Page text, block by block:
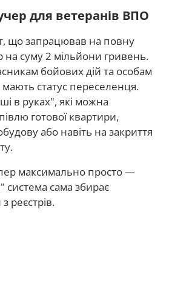
для ветеранів ВПО
що запрацював на повну
суму 2 мільйони гривень.
бойових дій та особам
мають статус переселенця.
в руках", які можна
готової квартири,
або навіть на закриття
максимально просто —
система сама збирає
реєстрів.